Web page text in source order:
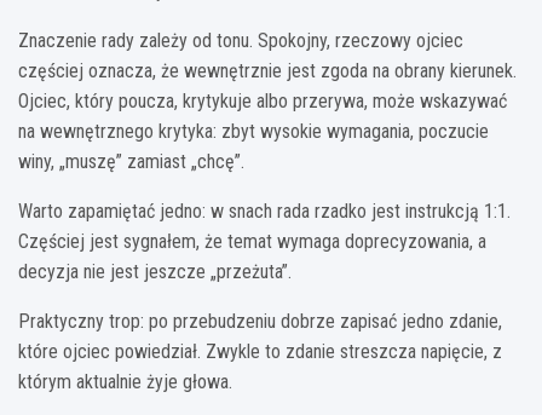
Znaczenie rady zależy od tonu. Spokojny, rzeczowy ojciec
częściej oznacza, że wewnętrznie jest zgoda na obrany kierunek.
Ojciec, który poucza, krytykuje albo przerywa, może wskazywać
na wewnętrznego krytyka: zbyt wysokie wymagania, poczucie
winy, „muszę” zamiast „chcę”.
Warto zapamiętać jedno: w snach rada rzadko jest instrukcją 1:1.
Częściej jest sygnałem, że temat wymaga doprecyzowania, a
decyzja nie jest jeszcze „przeżuta”.
Praktyczny trop: po przebudzeniu dobrze zapisać jedno zdanie,
które ojciec powiedział. Zwykle to zdanie streszcza napięcie, z
którym aktualnie żyje głowa.